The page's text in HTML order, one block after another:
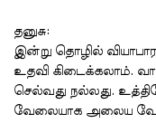
தனுசு:
இன்று தொழில்
உதவி கிடைக்கலாம்.
செல்வது நல்லது.
வேலையாக அலைய